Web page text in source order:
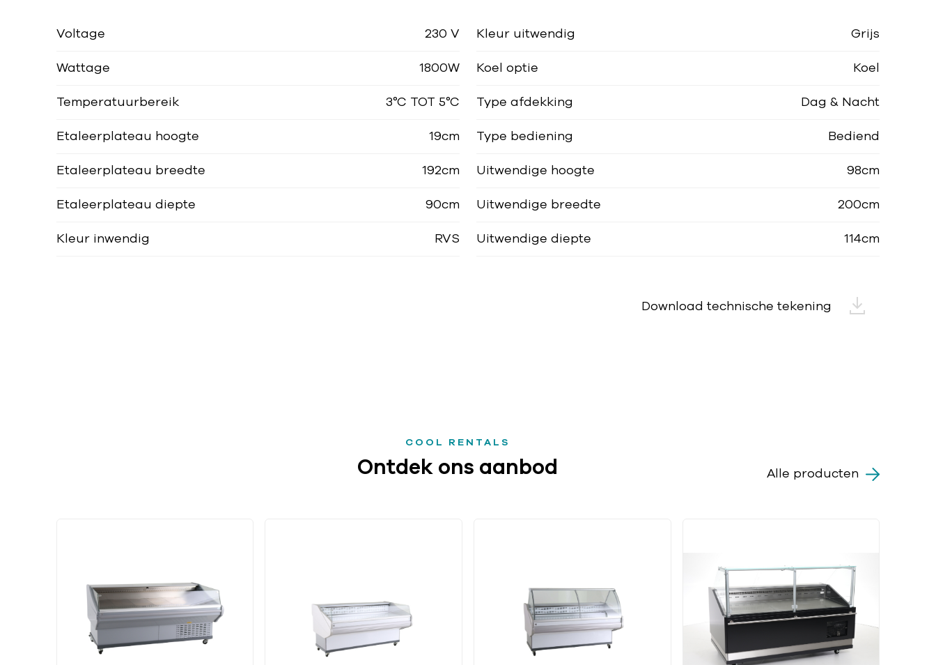
Voltage 230 V
Wattage 1800W
Temperatuurbereik 3°C TOT 5°C
Etaleerplateau hoogte 19cm
Etaleerplateau breedte 192cm
Etaleerplateau diepte 90cm
Kleur inwendig RVS
Kleur uitwendig Grijs
Koel optie Koel
Type afdekking Dag & Nacht
Type bediening Bediend
Uitwendige hoogte 98cm
Uitwendige breedte 200cm
Uitwendige diepte 114cm
Download technische tekening
COOL RENTALS
Ontdek ons aanbod Alle producten